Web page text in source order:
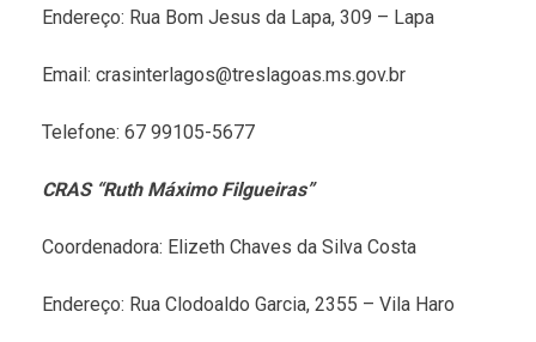
Endereço: Rua Bom Jesus da Lapa, 309 – Lapa
Email: crasinterlagos@treslagoas.ms.gov.br
Telefone: 67 99105-5677
CRAS “Ruth Máximo Filgueiras”
Coordenadora: Elizeth Chaves da Silva Costa
Endereço: Rua Clodoaldo Garcia, 2355 – Vila Haro